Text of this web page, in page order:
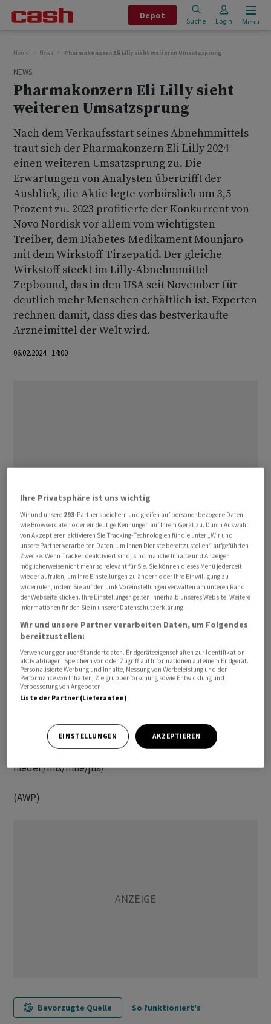
Depot
Suche Login Menu
Home News Pharmakonzern Eli Lilly sieht weiteren Umsatzsprung
NEWS
Pharmakonzern Eli Lilly sieht
weiteren Umsatzsprung
Nach dem Verkaufsstart seines Abnehmmittels
traut sich der Pharmakonzern Eli Lilly 2024
einen weiteren Umsatzsprung zu. Die
Erwartungen von Analysten übertrifft der
Ausblick, die Aktie legte vorbörslich um 3,5
Prozent zu. 2023 profitierte der Konkurrent von
Novo Nordisk vor allem vom wichtigsten
Treiber, dem Diabetes-Medikament Mounjaro
mit dem Wirkstoff Tirzepatid. Der gleiche
Wirkstoff steckt im Lilly-Abnehmmittel
Zepbound, das in den USA seit November für
deutlich mehr Menschen erhältlich ist. Experten
rechnen damit, dass dies das bestverkaufte
Arzneimittel der Welt wird.
06.02.2024 14:00
Die Erlöse sollen 2024 auf 40,4 bis 41,6 Milliarden US-
Dollar (bis zu 38,7 Mrd Euro) steigen, wie das
rund ein Fünftel mehr, nachdem der Umsatz 2023 auf
34,1 Milliarden Dollar geklettert war. Zum
Gesamtumsatz trug allein Mounjaro knapp 5,2
Milliarden Dollar bei - nach weniger als 500 Millionen ein
Jahr zuvor. Unter dem Strich ging der Gewinn von Eli
zurück. Dabei schlugen sich hohe Belastungen im
Zusammenhang mit jüngsten Übernahmen sowie
gestiegene Forschungs- und Entwicklungskosten
nieder./mis/mne/jha/
(AWP)
Bevorzugte Quelle So funktioniert's
Ihre Privatsphäre ist uns wichtig
Wir und unsere 293-Partner speichern und greifen auf personenbezogene Daten
wie Browserdaten oder eindeutige Kennungen auf Ihrem Gerät zu. Durch Auswahl
von Akzeptieren aktivieren Sie Tracking-Technologien für die unter „Wir und
unsere Partner verarbeiten Daten, um Ihnen Dienste bereitzustellen“ aufgeführten
Zwecke. Wenn Tracker deaktiviert sind, sind manche Inhalte und Anzeigen
möglicherweise nicht mehr so relevant für Sie. Sie können dieses Menü jederzeit
wieder aufrufen, um Ihre Einstellungen zu ändern oder Ihre Einwilligung zu
widerrufen, indem Sie auf den Link Voreinstellungen verwalten am unteren Rand
der Webseite klicken. Ihre Einstellungen gelten innerhalb unseres Website. Weitere
Informationen finden Sie in unserer Datenschutzerklärung.
Wir und unsere Partner verarbeiten Daten, um Folgendes
bereitzustellen:
Verwendung genauer Standortdaten. Endgeräteeigenschaften zur Identifikation
aktiv abfragen. Speichern von oder Zugriff auf Informationen auf einem Endgerät.
Personalisierte Werbung und Inhalte, Messung von Werbeleistung und der
Performance von Inhalten, Zielgruppenforschung sowie Entwicklung und
Verbesserung von Angeboten.
Liste der Partner (Lieferanten)
EINSTELLUNGEN AKZEPTIEREN